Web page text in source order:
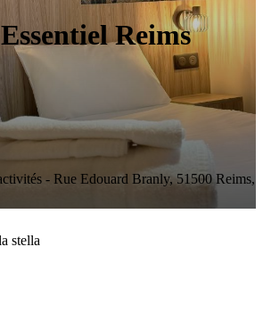
Reims
- Rue Edouard Branly, 51500 Reims,
stella